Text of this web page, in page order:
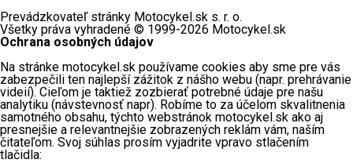
Prevádzkovateľ stránky Motocykel.sk s. r. o.
Všetky práva vyhradené © 1999-2026 Motocykel.sk
Ochrana osobných údajov
Na stránke motocykel.sk používame cookies aby sme pre vás
zabezpečili ten najlepší zážitok z nášho webu (napr. prehrávanie
videií). Cieľom je taktiež zozbierať potrebné údaje pre našu
analytiku (návstevnosť napr). Robíme to za účelom skvalitnenia
samotného obsahu, týchto webstránok motocykel.sk ako aj
presnejšie a relevantnejšie zobrazených reklám vám, naším
čitateľom. Svoj súhlas prosím vyjadrite vpravo stlačením
tlačidla: